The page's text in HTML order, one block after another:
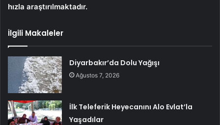
hızla araştırılmaktadır.
İlgili Makaleler
Diyarbakır’da Dolu Yağışı
Ağustos 7, 2026
İlk Teleferik Heyecanını Alo Evlat’la
Yaşadılar